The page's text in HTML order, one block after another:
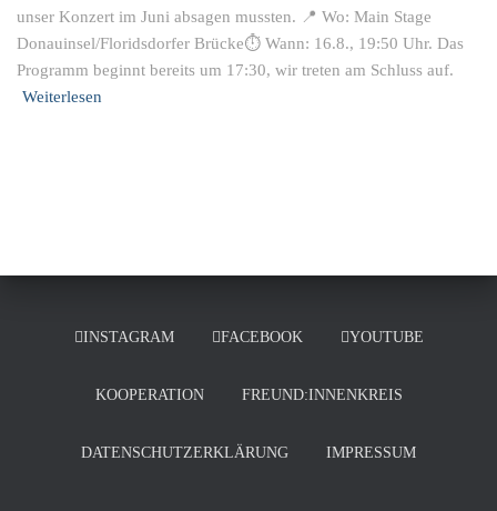
unser Konzert im Juni absagen mussten. 📍 Wo: Main Stage
Donauinsel/Floridsdorfer Brücke⏱ Wann: 16.8., 19:50 Uhr. Das
Programm beginnt bereits um 17:30, wir treten am Schluss auf.
Weiterlesen
INSTAGRAM FACEBOOK YOUTUBE
KOOPERATION FREUND:INNENKREIS
DATENSCHUTZERKLÄRUNG IMPRESSUM